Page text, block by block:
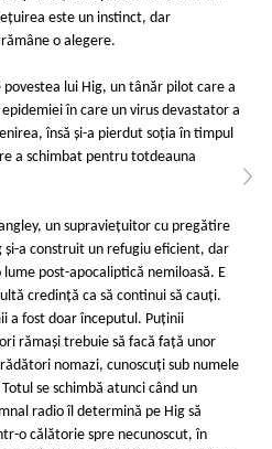
este un instinct, dar
o alegere.
povestea lui Hig, un tânăr pilot care a
în care un virus devastator a
însă și-a pierdut soția în timpul
a schimbat pentru totdeauna
un supraviețuitor cu pregătire
și-a construit un refugiu eficient, dar
post-apocaliptică nemiloasă. E
credință ca să continui să cauți.
a fost doar începutul. Puținii
rămași trebuie să facă față unor
nomazi, cunoscuți sub numele
se schimbă atunci când un
radio îl determină pe Hig să
o călătorie spre necunoscut, în